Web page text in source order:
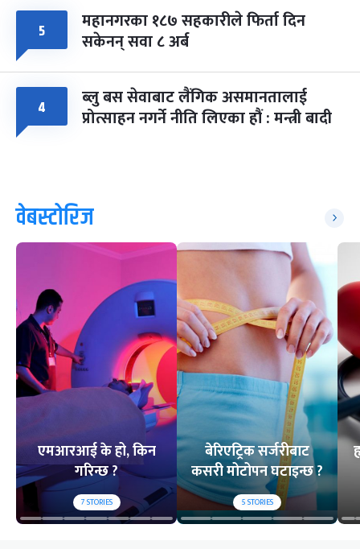
५ महानगरका १८७ सहकारीले फिर्ता दिन
सकेनन् सवा ८ अर्ब
४ ब्लु बस सेवाबाट लैंगिक असमानतालाई
प्रोत्साहन नगर्ने नीति लिएका हौं : मन्त्री बादी
वेबस्टोरिज
एमआरआई के हो, किन
गरिन्छ ?
7STORIES
बेरिएट्रिक सर्जरीबाट
कसरी मोटोपन घटाइन्छ ?
5STORIES